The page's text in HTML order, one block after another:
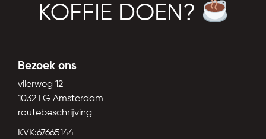
KOFFIE DOEN?
Bezoek ons
vlierweg 12
1032 LG Amsterdam
routebeschrijving
KVK:67665144